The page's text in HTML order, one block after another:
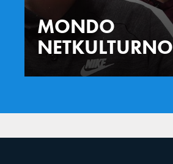
MONDO
NETKULTURNO